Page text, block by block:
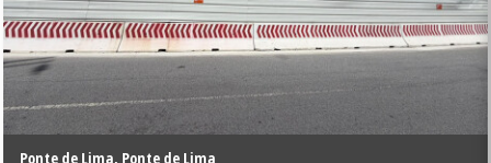
Ponte de Lima, Ponte de Lima